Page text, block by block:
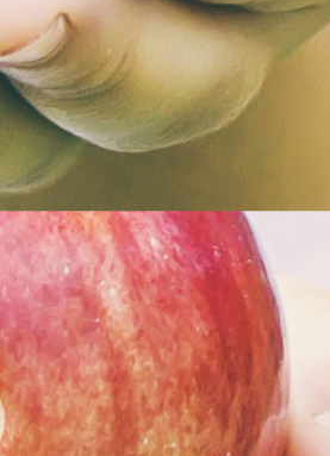
FÜHRUNGEN
HOFLADEN
FÜHRUNGEN KOPIE
HINTER DEN KULISSEN
UNSERE WERTE
BEWERBUNGEN
MEHR
WOHNWAGENSTELLPLATZ
OBSTBÄUME-SCHNEIDEN